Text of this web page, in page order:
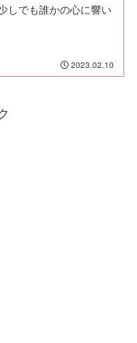
しでも誰かの心に響い
2023.02.10